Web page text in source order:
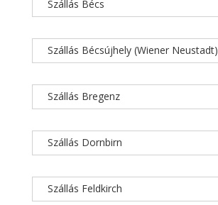
Szállás Bécs
Szállás Bécsújhely (Wiener Neustadt)
Szállás Bregenz
Szállás Dornbirn
Szállás Feldkirch